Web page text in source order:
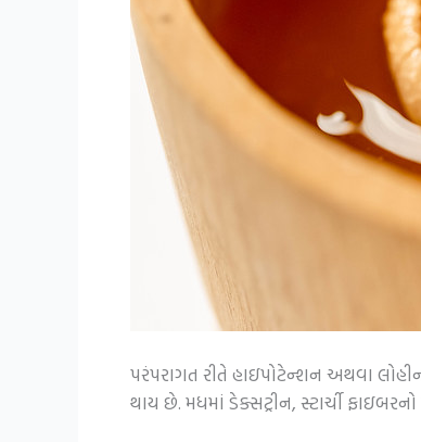
પરંપરાગત રીતે હાઇપોટેન્શન અથવા
થાય છે. મધમાં ડેક્સટ્રીન, સ્ટાર્ચી